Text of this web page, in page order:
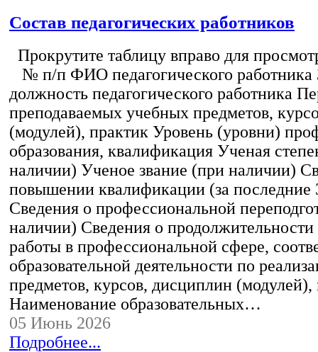
Состав педагогических работников
Прокрутите таблицу вправо для
№ п/п ФИО педагогического работника
должность педагогического работника
преподаваемых учебных предметов,
(модулей), практик Уровень (уровни)
образования, квалификация Ученая
наличии) Ученое звание (при наличии)
повышении квалификации (за последние
Сведения о профессиональной
наличии) Сведения о
работы в профессиональной сфере,
образовательной деятельности по
предметов, курсов, дисциплин (модулей),
Наименование образовательных…
05 Июнь 2026
Подробнее...